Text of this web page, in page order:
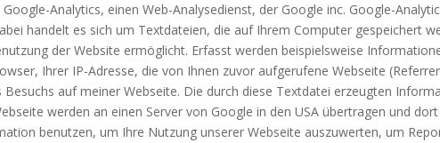
Analytics, einen Web-Analysedienst, der Google inc. Google-
handelt es sich um Textdateien, die auf Ihrem Computer gespeichert
der Website ermöglicht. Erfasst werden beispielsweise
Ihrer IP-Adresse, die von Ihnen zuvor aufgerufene Webseite
auf meiner Webseite. Die durch diese Textdatei erzeugten
werden an einen Server von Google in den USA übertragen und
benutzen, um Ihre Nutzung unserer Webseite auszuwerten, um